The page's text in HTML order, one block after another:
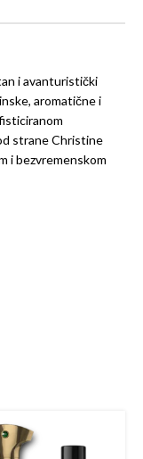
i avanturistički
aromatične i
strane Christine
i bezvremenskom